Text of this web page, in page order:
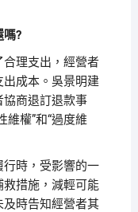
?
理支出，經營者
成本。吳景明建
商退訂退款事
維權”和“過度維
時，受影響的一
措施，減輕可能
時告知經營者其